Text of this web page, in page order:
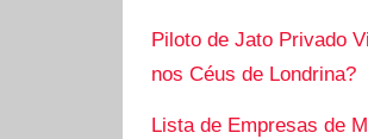
Piloto de Jato Privado
nos Céus de Londrina?
Lista de Empresas de